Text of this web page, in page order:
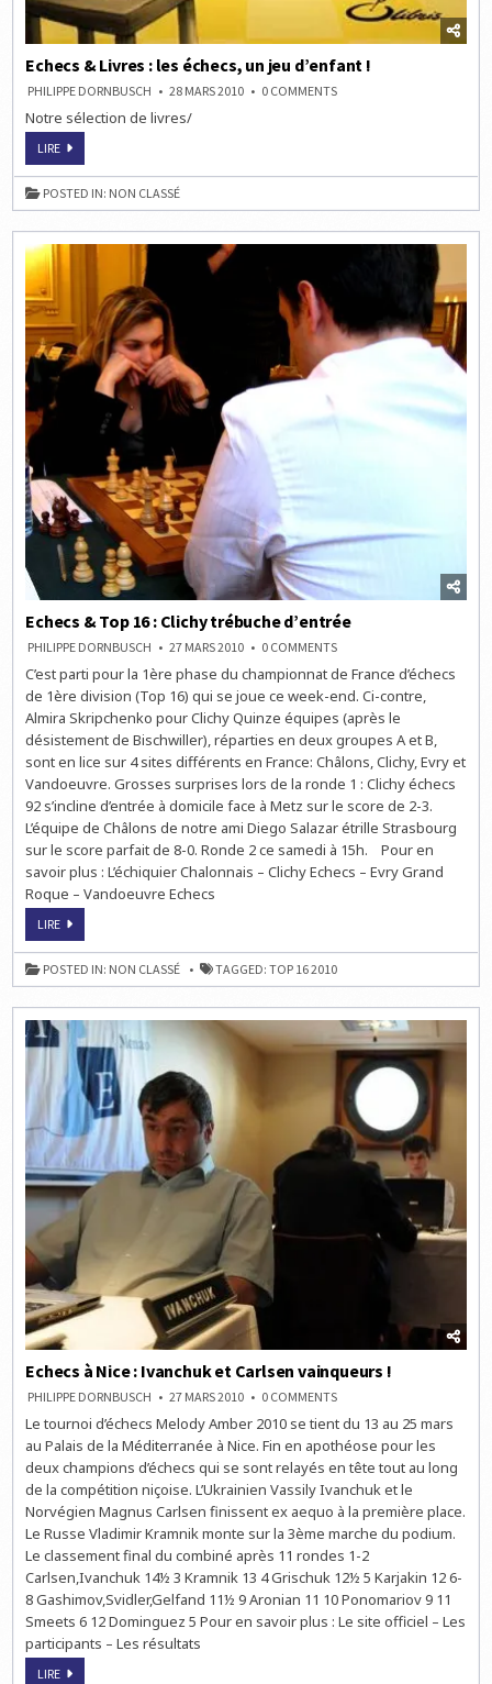
Echecs & Livres : les échecs, un jeu d’enfant !
PHILIPPE DORNBUSCH 28 MARS 2010 0 COMMENTSON
UN
D’ENFANT
Notre sélection de livres/
LIREECHECS
LIVRES
:
LES
ÉCHECS,
POSTED IN: NON CLASSÉ
Echecs & Top 16 : Clichy trébuche d’entrée
PHILIPPE DORNBUSCH 27 MARS 2010 0 COMMENTSON
&
16
:
CLICHY
TRÉBUCHE
D’ENTRÉE
C’est parti pour la 1ère phase du championnat de France d’échecs
de 1ère division (Top 16) qui se joue ce week-end. Ci-contre,
Almira Skripchenko pour Clichy Quinze équipes (après le
désistement de Bischwiller), réparties en deux groupes A et B,
sont en lice sur 4 sites différents en France: Châlons, Clichy, Evry et
Vandoeuvre. Grosses surprises lors de la ronde 1 : Clichy échecs
92 s’incline d’entrée à domicile face à Metz sur le score de 2-3.
L’équipe de Châlons de notre ami Diego Salazar étrille Strasbourg
sur le score parfait de 8-0. Ronde 2 ce samedi à 15h. Pour en
savoir plus : L’échiquier Chalonnais – Clichy Echecs – Evry Grand
Roque – Vandoeuvre Echecs
LIREECHECS
TOP
16
:
CLICHY
POSTED IN: NON CLASSÉ TAGGED:TOP 16 2010
Echecs à Nice : Ivanchuk et Carlsen vainqueurs !
PHILIPPE DORNBUSCH 27 MARS 2010 0 COMMENTSON
À
:
IVANCHUK
ET
CARLSEN
!
Le tournoi d’échecs Melody Amber 2010 se tient du 13 au 25 mars
au Palais de la Méditerranée à Nice. Fin en apothéose pour les
deux champions d’échecs qui se sont relayés en tête tout au long
de la compétition niçoise. L’Ukrainien Vassily Ivanchuk et le
Norvégien Magnus Carlsen finissent ex aequo à la première place.
Le Russe Vladimir Kramnik monte sur la 3ème marche du podium.
Le classement final du combiné après 11 rondes 1-2
Carlsen,Ivanchuk 14½ 3 Kramnik 13 4 Grischuk 12½ 5 Karjakin 12 6-
8 Gashimov,Svidler,Gelfand 11½ 9 Aronian 11 10 Ponomariov 9 11
Smeets 6 12 Dominguez 5 Pour en savoir plus : Le site officiel – Les
participants – Les résultats
LIREECHECS